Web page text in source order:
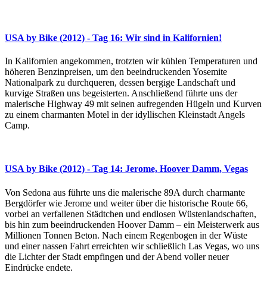
USA by Bike (2012) - Tag 16: Wir sind in Kalifornien!
In Kalifornien angekommen, trotzten wir kühlen Temperaturen und
höheren Benzinpreisen, um den beeindruckenden Yosemite
Nationalpark zu durchqueren, dessen bergige Landschaft und
kurvige Straßen uns begeisterten. Anschließend führte uns der
malerische Highway 49 mit seinen aufregenden Hügeln und Kurven
zu einem charmanten Motel in der idyllischen Kleinstadt Angels
Camp.
USA by Bike (2012) - Tag 14: Jerome, Hoover Damm, Vegas
Von Sedona aus führte uns die malerische 89A durch charmante
Bergdörfer wie Jerome und weiter über die historische Route 66,
vorbei an verfallenen Städtchen und endlosen Wüstenlandschaften,
bis hin zum beeindruckenden Hoover Damm – ein Meisterwerk aus
Millionen Tonnen Beton. Nach einem Regenbogen in der Wüste
und einer nassen Fahrt erreichten wir schließlich Las Vegas, wo uns
die Lichter der Stadt empfingen und der Abend voller neuer
Eindrücke endete.